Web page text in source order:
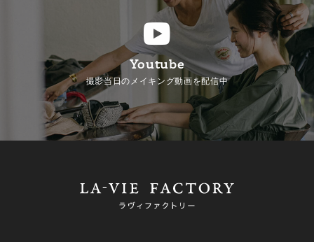
Youtube
撮影当日のメイキング動画を配信中